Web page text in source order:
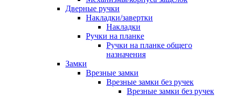
Дверные ручки
Накладки/завертки
Накладки
Ручки на планке
Ручки на планке общего
назначения
Замки
Врезные замки
Врезные замки без ручек
Врезные замки без ручек